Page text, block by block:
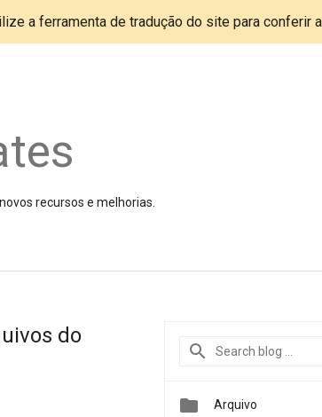
a ferramenta de tradução do site para conferir
recursos e melhorias.
do
 Arquivo